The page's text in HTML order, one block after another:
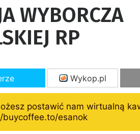
WYBORCZA
RP
Wykop.pl
postawić nam wirtualną
buycoffee.to/esanok